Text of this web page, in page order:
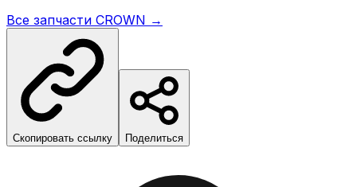
Все запчасти CROWN →
Скопировать ссылку Поделиться